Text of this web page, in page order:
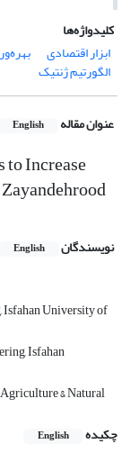
کلیدواژه‌ها
ابزار اقتصادی
الگورتیم ژنتیک
عنوان مقاله English
Increase
نویسندگان English
University of
Isfahan
& Natural
چکیده
English